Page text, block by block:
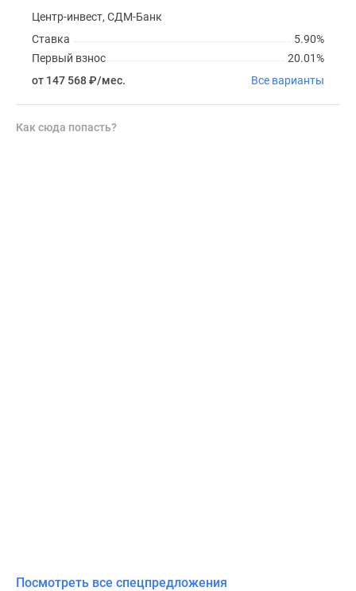
Центр-инвест, СДМ-Банк
5.90%
Ставка
20.01%
Первый взнос
от 147 568₽/мес. Все варианты
Как сюда попасть?
Посмотреть все спецпредложения